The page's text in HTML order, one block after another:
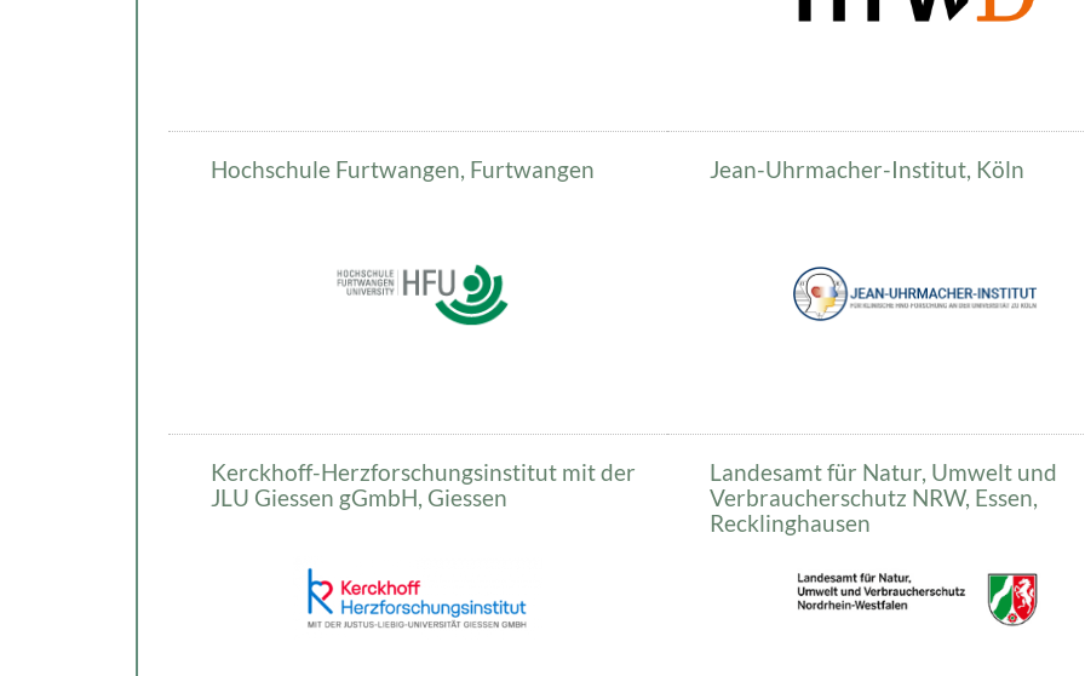
Hochschule Furtwangen, Furtwangen Jean-Uhrmacher-Institut, Köln
Kerckhoff-Herzforschungsinstitut mit der
JLU Giessen gGmbH, Giessen
Landesamt für Natur, Umwelt und
Verbraucherschutz NRW, Essen,
Recklinghausen